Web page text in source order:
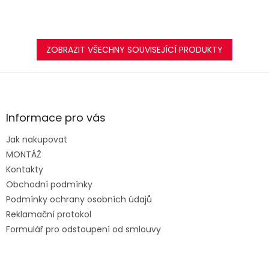
ZOBRAZIT VŠECHNY SOUVISEJÍCÍ PRODUKTY
Z
aInformace pro vás
Jak nakupovat
MONTÁŽ
Kontakty
Obchodní podmínky
Podmínky ochrany osobních údajů
Reklamační protokol
Formulář pro odstoupení od smlouvy